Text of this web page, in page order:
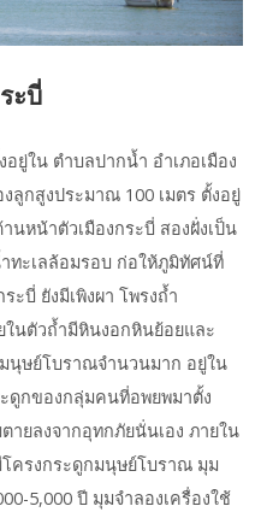
ะบี่
ยู่ใน ตำบลปากน้ำ อำเภอเมือง
ลูกสูงประมาณ 100 เมตร ตั้งอยู่
นหน้าตัวเมืองกระบี่ สองฝั่งเป็น
ะเลล้อมรอบ ก่อให้ภูมิทัศน์ที่
บี่ ยังมีเพิงผา โพรงถ้ำ
ในตัวถ้ำมีหินงอกหินย้อยและ
นุษย์โบราณจำนวนมาก อยู่ใน
ดูกของกลุ่มคนที่อพยพมาตั้ง
ายลงจากอุทกภัยนั่นเอง ภายใน
ครงกระดูกมนุษย์โบราณ มุม
5,000 ปี มุมจำลองเครื่องใช้